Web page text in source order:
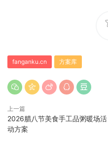
fanganku.cn 方案库
上一篇
2026腊八节美食手工品粥暖场活
动方案